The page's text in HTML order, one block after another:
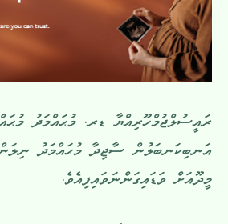
ރައީސުލްޖުމްހޫރިއްޔާ ޑރ. މުޙައްމަދު
އަނބިކަނބަލުން ސާޖިދާ މުޙައްމަދު
މީދޫއަށް ވަޑައިގަންނަވައިފިއެވެ.